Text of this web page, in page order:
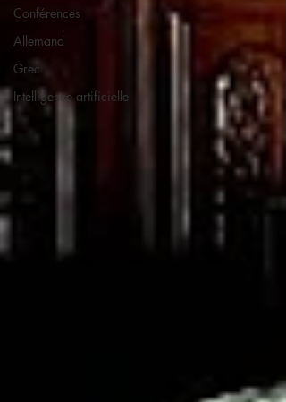
Conférences
Allemand
Grec
Intelligence artificielle